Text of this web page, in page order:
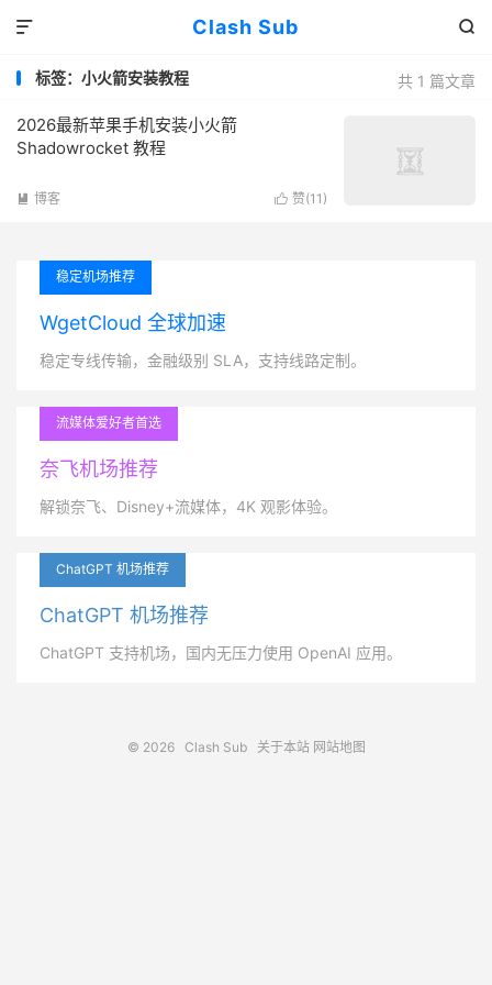
Clash Sub 

共 1 篇文章
标签：小火箭安装教程
2026最新苹果手机安装小火箭
Shadowrocket 教程
 赞(11 )
 博客
稳定机场推荐
WgetCloud 全球加速
稳定专线传输，金融级别 SLA，支持线路定制。
流媒体爱好者首选
奈飞机场推荐
解锁奈飞、Disney+流媒体，4K 观影体验。
ChatGPT 机场推荐
ChatGPT 机场推荐
ChatGPT 支持机场，国内无压力使用 OpenAI 应用。
© 2026 Clash Sub 关于本站 网站地图